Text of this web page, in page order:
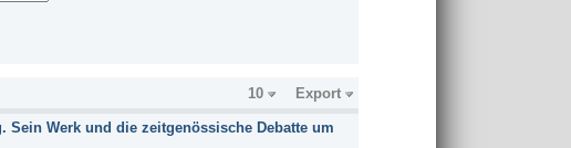
Export
10
Werk und die zeitgenössische Debatte um